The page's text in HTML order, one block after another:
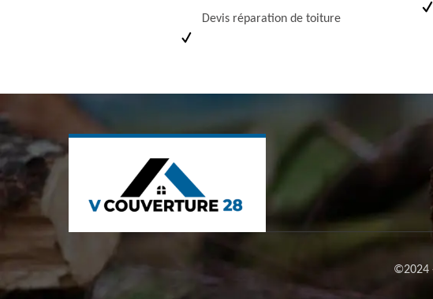
Devis réparation de toiture
©2024